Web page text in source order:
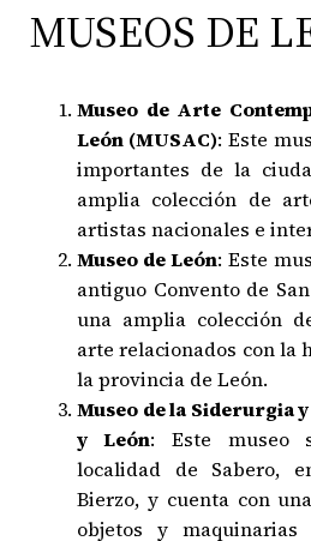
MUSEOS DE
Museo de Arte
León (MUSAC): Este
importantes de la
amplia colección de
artistas nacionales e
Museo de León: Este
antiguo Convento de
una amplia colección
arte relacionados con la
la provincia de León.
Museo de la Siderurgia
y León: Este museo
localidad de Sabero,
Bierzo, y cuenta con
objetos y